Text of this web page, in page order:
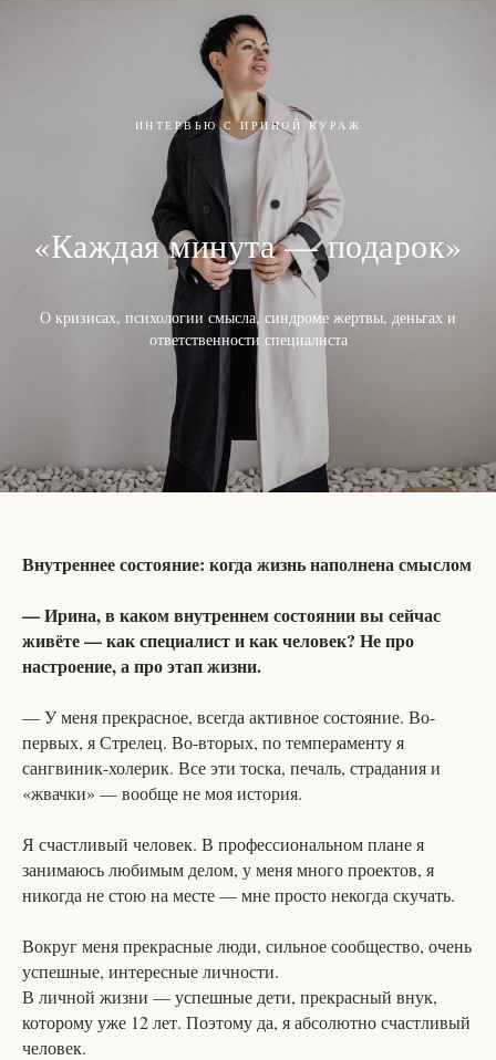
ИНТЕРВЬЮ С ИРИНОЙ КУРАЖ
«Каждая минута — подарок»
О кризисах, психологии смысла, синдроме жертвы, деньгах и
ответственности специалиста
Внутреннее состояние: когда жизнь наполнена смыслом
— Ирина, в каком внутреннем состоянии вы сейчас
живёте — как специалист и как человек? Не про
настроение, а про этап жизни.
— У меня прекрасное, всегда активное состояние. Во-
первых, я Стрелец. Во-вторых, по темпераменту я
сангвиник-холерик. Все эти тоска, печаль, страдания и
«жвачки» — вообще не моя история.
Я счастливый человек. В профессиональном плане я
занимаюсь любимым делом, у меня много проектов, я
никогда не стою на месте — мне просто некогда скучать.
Вокруг меня прекрасные люди, сильное сообщество, очень
успешные, интересные личности.
В личной жизни — успешные дети, прекрасный внук,
которому уже 12 лет. Поэтому да, я абсолютно счастливый
человек.